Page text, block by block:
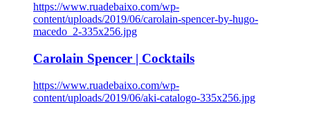
https://www.ruadebaixo.com/wp-
content/uploads/2019/06/carolain-spencer-by-hugo-
macedo_2-335x256.jpg
Carolain Spencer | Cocktails
https://www.ruadebaixo.com/wp-
content/uploads/2019/06/aki-catalogo-335x256.jpg